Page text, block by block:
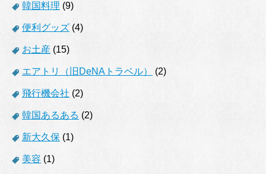
韓国料理 (9)
便利グッズ (4)
お土産 (15)
エアトリ（旧DeNAトラベル） (2)
飛行機会社 (2)
韓国あるある (2)
新大久保 (1)
美容 (1)